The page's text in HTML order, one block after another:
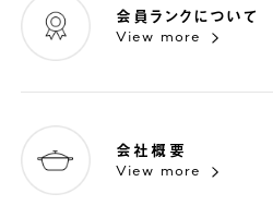
会員ランクについて
View more
会社概要
View more